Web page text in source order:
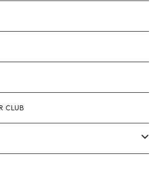
ュー / BMW
FUSO
ミカ No.60-69
ミカ No.70-79
CLUB